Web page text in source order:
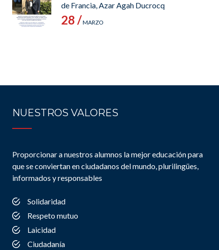
de Francia, Azar Agah Ducrocq
28 /MARZO
NUESTROS VALORES
Proporcionar a nuestros alumnos la mejor educación para
que se conviertan en ciudadanos del mundo, plurilingües,
informados y responsables
Solidaridad
Respeto mutuo
Laicidad
Ciudadanía